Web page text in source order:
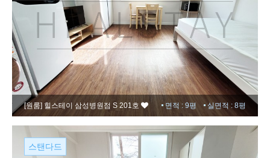
[원룸] 힐스테이 삼성병원점 S 201호 면적 : 9평 실면적 : 8평
스탠다드